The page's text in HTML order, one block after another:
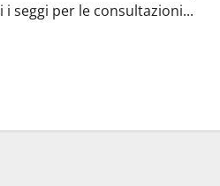
seggi per le consultazioni...